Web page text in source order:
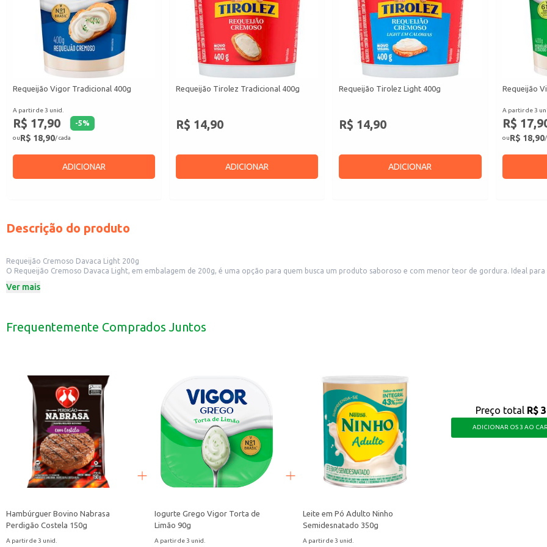
Requeijão Vigor Tradicional 400g
A partir de 3 unid.
R$ 17,90 -5%
ouR$ 18,90/ cada
ADICIONAR
Requeijão Tirolez Tradicional 400g
R$ 14,90
ADICIONAR
Requeijão Tirolez Light 400g
R$ 14,90
ADICIONAR
Requeijão
A partir de 3
R$
ouR$ 18,90/
Descrição do produto
Requeijão Cremoso Davaca Light 200g
O Requeijão Cremoso Davaca Light, em embalagem de 200g, é uma opção para quem busca um produto saboroso e com menor teor de gordura. Ideal
Dicas de Uso:
Uma boa opção para lanchonetes e padarias que buscam oferecer um produto com menor teor de gordura aos seus clientes.
Ver mais
Frequentemente Comprados Juntos
Hambúrguer Bovino Nabrasa
Perdigão Costela 150g
A partir de 3 unid.
Iogurte Grego Vigor Torta de
Limão 90g
A partir de 3 unid.
Leite em Pó Adulto Ninho
Semidesnatado 350g
A partir de 3 unid.
Preço total R$
ADICIONAR OS 3 AO